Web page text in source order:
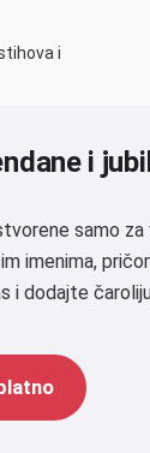
i
i
samo
imenima,
i dodajte